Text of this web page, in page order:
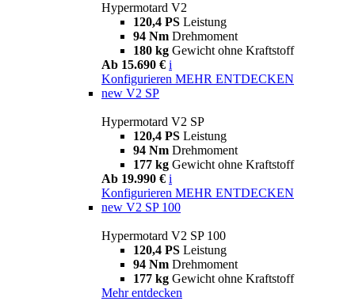
Hypermotard V2
120,4 PS Leistung
94 Nm Drehmoment
180 kg Gewicht ohne Kraftstoff
Ab 15.690 € i
Konfigurieren MEHR ENTDECKEN
new V2 SP
Hypermotard V2 SP
120,4 PS Leistung
94 Nm Drehmoment
177 kg Gewicht ohne Kraftstoff
Ab 19.990 € i
Konfigurieren MEHR ENTDECKEN
new V2 SP 100
Hypermotard V2 SP 100
120,4 PS Leistung
94 Nm Drehmoment
177 kg Gewicht ohne Kraftstoff
Mehr entdecken